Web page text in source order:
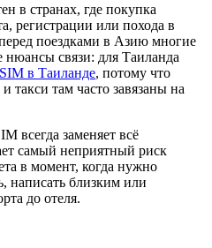
в странах, где покупка
регистрации или похода в
поездками в Азию многие
нюансы связи: для Таиланда
в Таиланде, потому что
такси там часто завязаны на
всегда заменяет всё
самый неприятный риск
в момент, когда нужно
написать близким или
до отеля.